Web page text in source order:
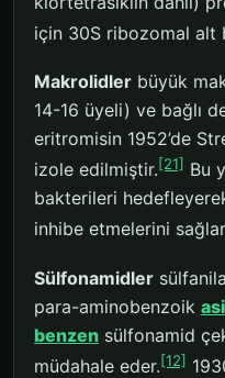
için 30S ribozomal alt
Makrolidler büyük
14-16 üyeli) ve bağlı
eritromisin 1952’de
izole edilmiştir.[21] Bu
bakterileri
inhibe etmelerini
Sülfonamidler
para-aminobenzoik
benzen sülfonamid
müdahale eder.[12]